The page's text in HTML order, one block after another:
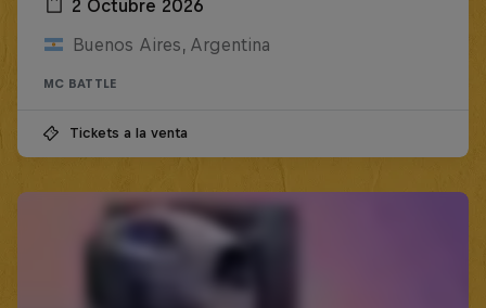
2 Octubre 2026
Buenos Aires, Argentina
MC BATTLE
Tickets a la venta